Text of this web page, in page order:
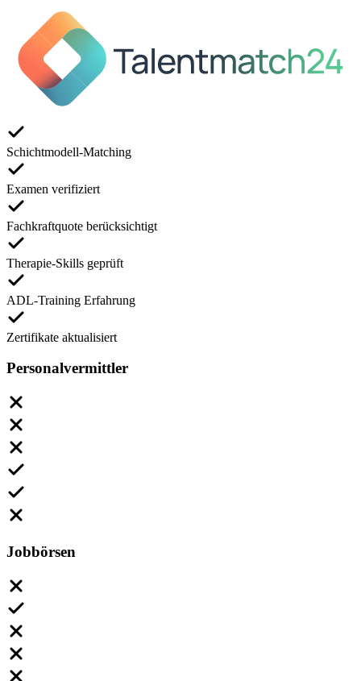
Schichtmodell-Matching
Examen verifiziert
Fachkraftquote berücksichtigt
Therapie-Skills geprüft
ADL-Training Erfahrung
Zertifikate aktualisiert
Personalvermittler
Jobbörsen